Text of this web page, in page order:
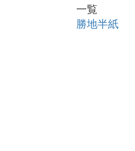
一覧
勝地半紙